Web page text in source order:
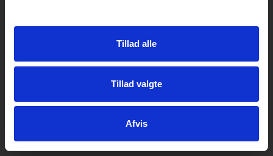
Tillad alle
Tillad valgte
Afvis
Her kan du tilmelde dig vores nyhedsbrev og få en e-mail når
vi har spændende nyt, og gode tilbud til dig der er i vores
Du kan til enhver tid melde dig fra igen.
Din mailadresse bliver hos os.
Informationer